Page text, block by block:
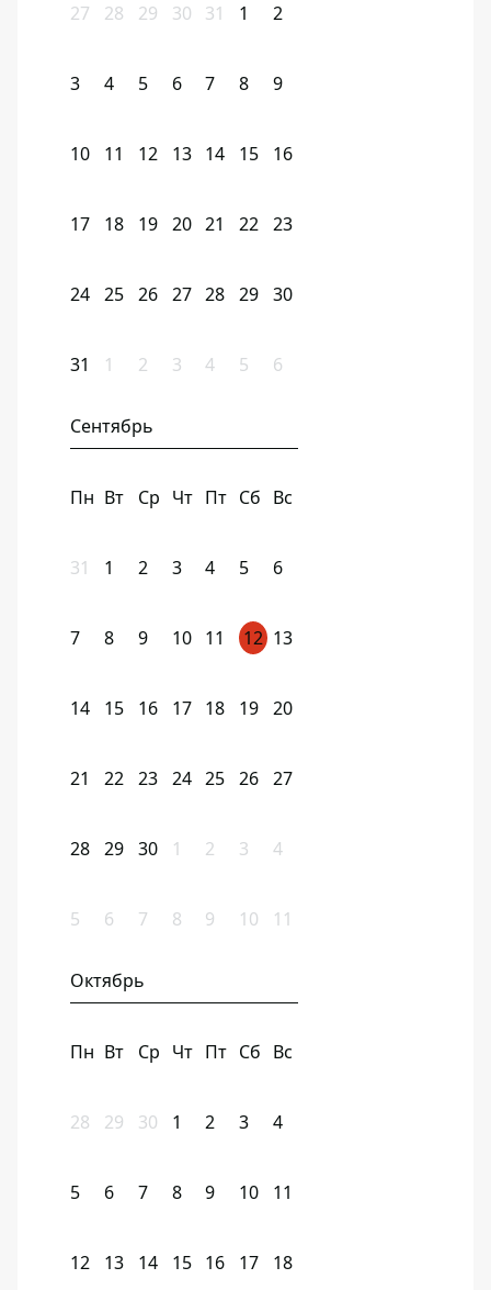
27 28 29 30 31 1 2
3 4 5 6 7 8 9
10 11 12 13 14 15 16
17 18 19 20 21 22 23
24 25 26 27 28 29 30
31 1 2 3 4 5 6
Сентябрь
Пн Вт Ср Чт Пт Сб Вс
31 1 2 3 4 5 6
7 8 9 10 11 12 13
14 15 16 17 18 19 20
21 22 23 24 25 26 27
28 29 30 1 2 3 4
5 6 7 8 9 10 11
Октябрь
Пн Вт Ср Чт Пт Сб Вс
28 29 30 1 2 3 4
5 6 7 8 9 10 11
12 13 14 15 16 17 18